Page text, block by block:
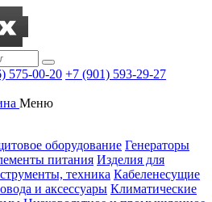
575-00-20 +7 (901) 593-29-27
Меню
оборудование Генераторы
питания Изделия для
техника Кабеленесущие
и аксессуары Климатические